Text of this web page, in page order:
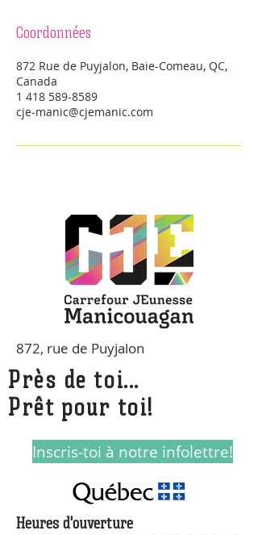
Coordonnées
872 Rue de Puyjalon, Baie-Comeau, QC,
Canada
1 418 589-8589
cje-manic@cjemanic.com
872, rue de Puyjalon
Près de toi...
Prêt pour toi!
Inscris-toi à notre infolettre!
Heures d'ouverture